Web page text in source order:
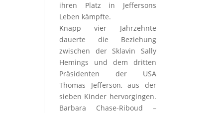
ihren Platz in Jeffersons
Leben kämpfte.
Knapp vier Jahrzehnte
dauerte die Beziehung
zwischen der Sklavin Sally
Hemings und dem dritten
Präsidenten der USA
Thomas Jefferson, aus der
sieben Kinder hervorgingen.
Barbara Chase-Riboud –